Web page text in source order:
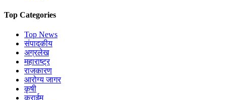
Top Categories
Top News
संपादकीय
अग्रलेख
महाराष्ट्र
राजकारण
आरोग्य जागर
कृषी
क्राईम